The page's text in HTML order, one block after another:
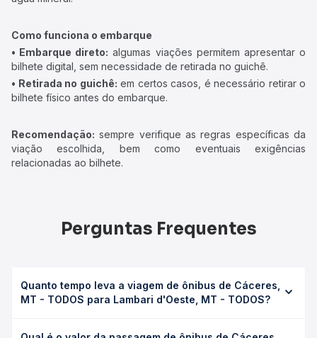
Como funciona o embarque
• Embarque direto: algumas viações permitem apresentar o
bilhete digital, sem necessidade de retirada no guichê.
• Retirada no guichê: em certos casos, é necessário retirar o
bilhete físico antes do embarque.
Recomendação: sempre verifique as regras específicas da
viação escolhida, bem como eventuais exigências
relacionadas ao bilhete.
Perguntas Frequentes
Quanto tempo leva a viagem de ônibus de Cáceres,
MT - TODOS para Lambari d'Oeste, MT - TODOS?